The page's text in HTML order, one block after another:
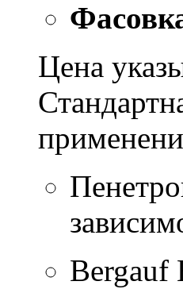
Цена
Bergauf